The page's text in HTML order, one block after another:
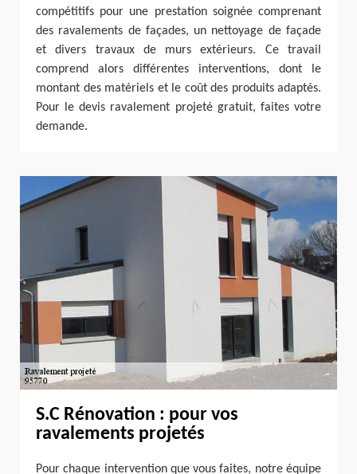
compétitifs pour une prestation soignée comprenant
des ravalements de façades, un nettoyage de façade
et divers travaux de murs extérieurs. Ce travail
comprend alors différentes interventions, dont le
montant des matériels et le coût des produits adaptés.
Pour le devis ravalement projeté gratuit, faites votre
demande.
S.C Rénovation : pour vos
ravalements projetés
Pour chaque intervention que vous faites, notre équipe